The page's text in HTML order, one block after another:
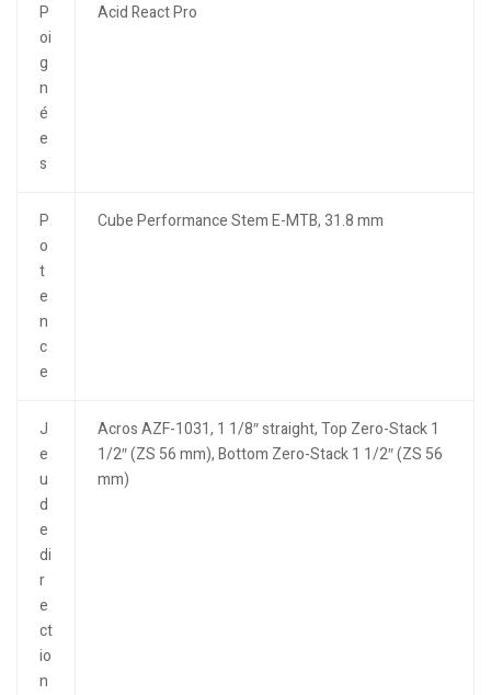
P
oi
g
n
é
e
s
Acid React Pro
P
o
t
e
n
c
e
Cube Performance Stem E-MTB, 31.8 mm
J
e
u
d
e
di
r
e
ct
io
n
Acros AZF-1031, 1 1/8″ straight, Top Zero-Stack 1
1/2″ (ZS 56 mm), Bottom Zero-Stack 1 1/2″ (ZS 56
mm)